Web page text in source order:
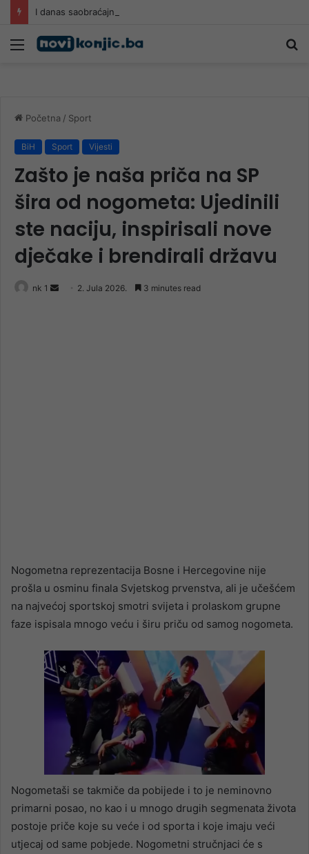
Meni
Početna / Sport
BiH Sport Vijesti
Zašto je naša priča na SP
šira od nogometa: Ujedinili
ste naciju, inspirisali nove
dječake i brendirali državu
nk 1
Send 2. Jula 2026. 3 minutes read
Nogometna reprezentacija Bosne i Hercegovine nije
prošla u osminu finala Svjetskog prvenstva, ali je učešćem
na najvećoj sportskoj smotri svijeta i prolaskom grupne
faze ispisala mnogo veću i širu priču od samog nogometa.
Nogometaši se takmiče da pobijede i to je neminovno
primarni posao, no kao i u mnogo drugih segmenata života
postoje priče koje su veće i od sporta i koje imaju veći
utjecaj od same pobjede. Nogometni stručnjaci će s